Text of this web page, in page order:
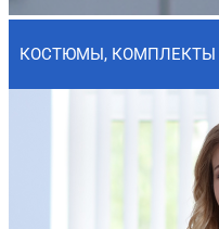
КОСТЮМЫ, КОМПЛЕКТЫ